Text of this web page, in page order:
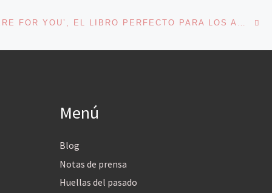
Menú
Blog
Notas de prensa
Huellas del pasado